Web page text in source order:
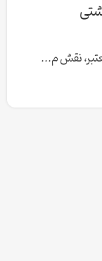
نقش م...